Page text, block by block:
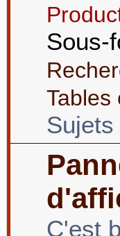
Sous-
Tables
Sujets
C'est